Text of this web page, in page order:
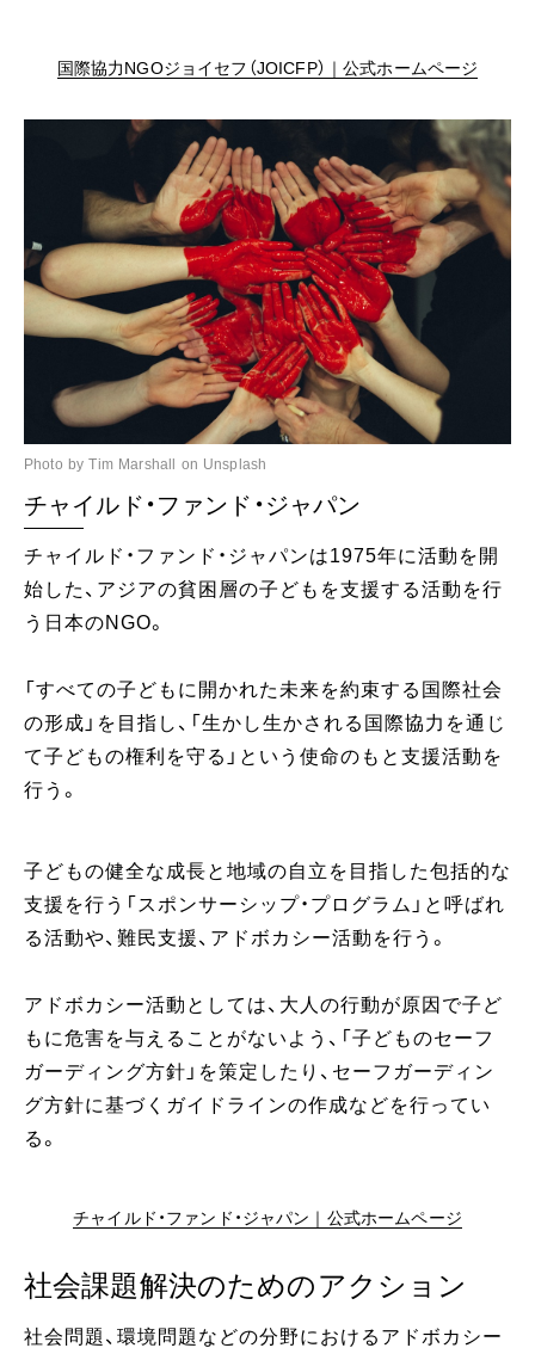
国際協力NGOジョイセフ（JOICFP）｜公式ホームページ
Photo by Tim Marshall on Unsplash
チャイルド・ファンド・ジャパン
チャイルド・ファンド・ジャパンは1975年に活動を開
始した、アジアの貧困層の子どもを支援する活動を行
う日本のNGO。
「すべての子どもに開かれた未来を約束する国際社会
の形成」を目指し、「生かし生かされる国際協力を通じ
て子どもの権利を守る」という使命のもと支援活動を
行う。
子どもの健全な成長と地域の自立を目指した包括的な
支援を行う「スポンサーシップ・プログラム」と呼ばれ
る活動や、難民支援、アドボカシー活動を行う。
アドボカシー活動としては、大人の行動が原因で子ど
もに危害を与えることがないよう、「子どものセーフ
ガーディング方針」を策定したり、セーフガーディン
グ方針に基づくガイドラインの作成などを行ってい
る。
チャイルド・ファンド・ジャパン｜公式ホームページ
社会課題解決のためのアクション
社会問題、環境問題などの分野におけるアドボカシー